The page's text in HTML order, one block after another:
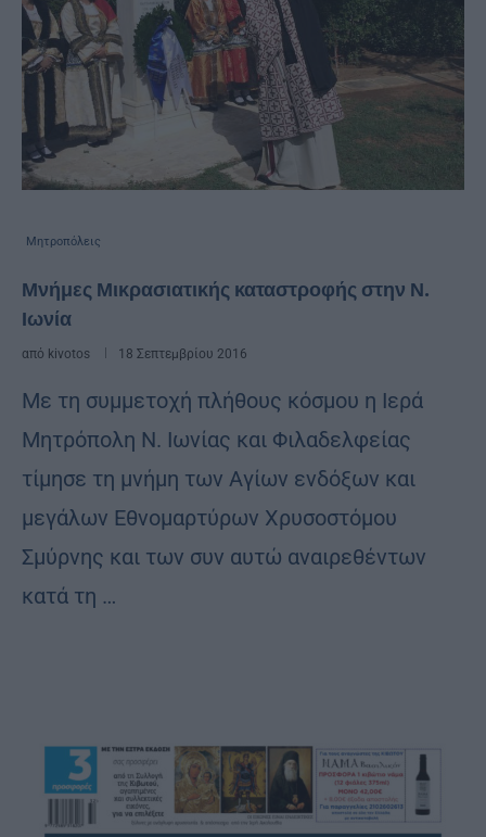
Μητροπόλεις
Μνήμες Μικρασιατικής καταστροφής στην Ν.
Ιωνία
από kivotos 18 Σεπτεμβρίου 2016
Με τη συμμετοχή πλήθους κόσμου η Ιερά
Μητρόπολη Ν. Ιωνίας και Φιλαδελφείας
τίμησε τη μνήμη των Αγίων ενδόξων και
μεγάλων Εθνομαρτύρων Χρυσοστόμου
Σμύρνης και των συν αυτώ αναιρεθέντων
κατά τη …